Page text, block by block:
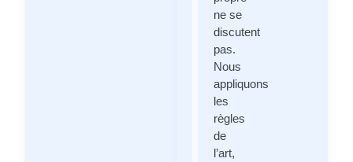
ne se
discutent
pas.
Nous
appliquons
les
règles
de
l’art,